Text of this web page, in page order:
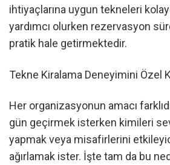
ihtiyaçlarına uygun tekneleri
yardımcı olurken rezervasyon
pratik hale getirmektedir.
Tekne Kiralama Deneyimini Özel
Her organizasyonun amacı
gün geçirmek isterken kimileri
yapmak veya misafirlerini
ağırlamak ister. İşte tam da bu